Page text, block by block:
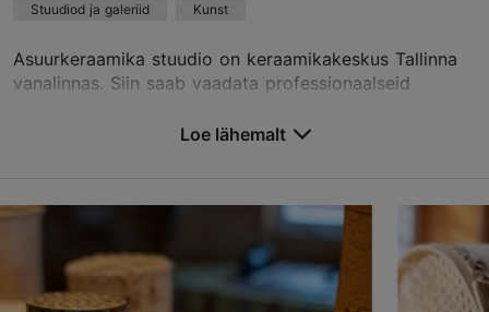
Stuudiod ja galeriid Kunst
Asuurkeraamika stuudio on keraamikakeskus Tallinna
vanalinnas. Siin saab vaadata professionaalseid
valmistatud eksklusiivset keraamikat, osaleda
Kooli tn 7, Tallinn
Vanalinn
Loe lähemalt